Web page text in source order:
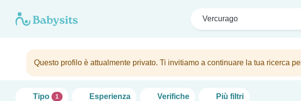
Vercurago
Questo profilo è attualmente privato. Ti invitiamo a continuare la tua ricerca
Tipo 1 Esperienza Verifiche Più filtri